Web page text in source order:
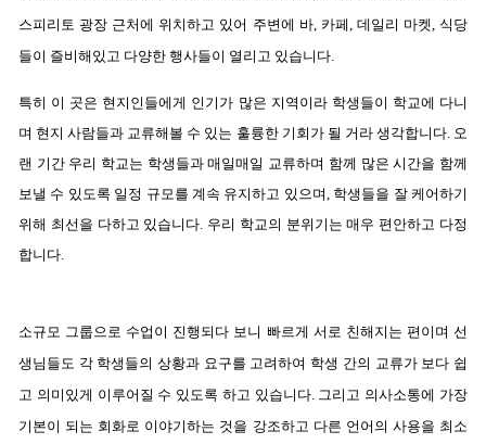
스피리토 광장 근처에 위치하고 있어 주변에 바, 카페, 데일리 마켓, 식당
들이 즐비해있고 다양한 행사들이 열리고 있습니다.
특히 이 곳은 현지인들에게 인기가 많은 지역이라 학생들이 학교에 다니
며 현지 사람들과 교류해볼 수 있는 훌륭한 기회가 될 거라 생각합니다. 오
랜 기간 우리 학교는 학생들과 매일매일 교류하며 함께 많은 시간을 함께
보낼 수 있도록 일정 규모를 계속 유지하고 있으며, 학생들을 잘 케어하기
위해 최선을 다하고 있습니다. 우리 학교의 분위기는 매우 편안하고 다정
합니다.
소규모 그룹으로 수업이 진행되다 보니 빠르게 서로 친해지는 편이며 선
생님들도 각 학생들의 상황과 요구를 고려하여 학생 간의 교류가 보다 쉽
고 의미있게 이루어질 수 있도록 하고 있습니다. 그리고 의사소통에 가장
기본이 되는 회화로 이야기하는 것을 강조하고 다른 언어의 사용을 최소